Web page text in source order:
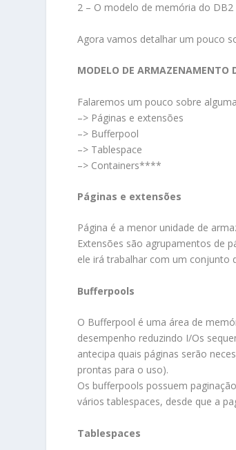
2 – O modelo de memória do DB2
Agora vamos detalhar um pouco
MODELO DE ARMAZENAMENTO
Falaremos um pouco sobre
–> Páginas e extensões
–> Bufferpool
–> Tablespace
–> Containers****
Páginas e extensões
Página é a menor unidade de
Extensões são agrupamentos de
ele irá trabalhar com um conjunto
Bufferpools
O Bufferpool é uma área de
desempenho reduzindo I/Os
antecipa quais páginas serão
prontas para o uso).
Os bufferpools possuem
vários tablespaces, desde que a
Tablespaces